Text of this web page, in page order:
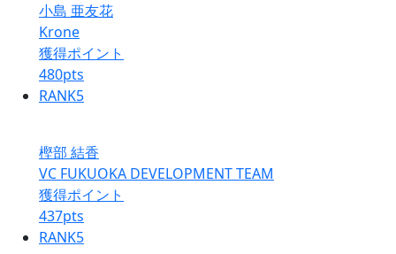
小島 亜友花
Krone
獲得ポイント
480pts
RANK5
樫部 結香
VC FUKUOKA DEVELOPMENT TEAM
獲得ポイント
437pts
RANK5